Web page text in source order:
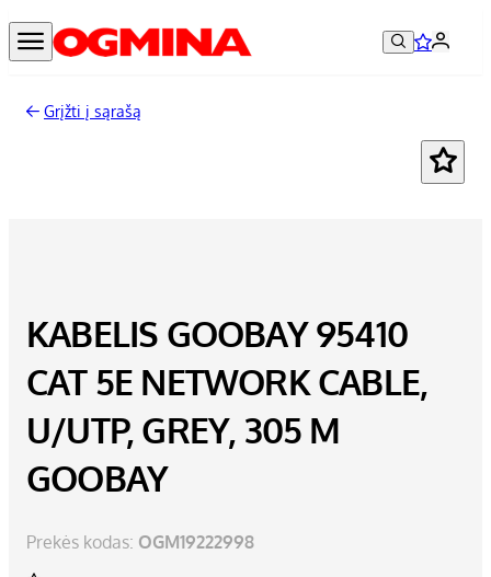
Grįžti į sąrašą
KABELIS GOOBAY 95410
CAT 5E NETWORK CABLE,
U/UTP, GREY, 305 M
GOOBAY
Prekės kodas: OGM19222998